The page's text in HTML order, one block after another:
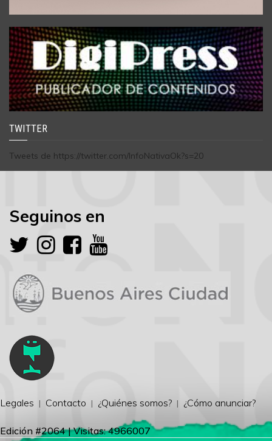
TWITTER
Tweets de https://twitter.com/InfoNativaOk?s=20
Seguinos en
Legales Contacto ¿Quiénes somos? ¿Cómo anunciar?
Edición #2064 | Visitas: 4966007